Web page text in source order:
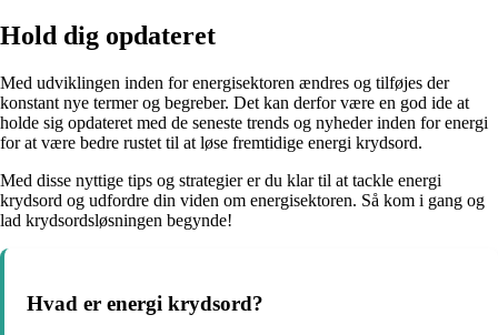
Hold dig opdateret
Med udviklingen inden for energisektoren ændres og tilføjes der
konstant nye termer og begreber. Det kan derfor være en god ide at
holde sig opdateret med de seneste trends og nyheder inden for energi
for at være bedre rustet til at løse fremtidige energi krydsord.
Med disse nyttige tips og strategier er du klar til at tackle energi
krydsord og udfordre din viden om energisektoren. Så kom i gang og
lad krydsordsløsningen begynde!
Hvad er energi krydsord?